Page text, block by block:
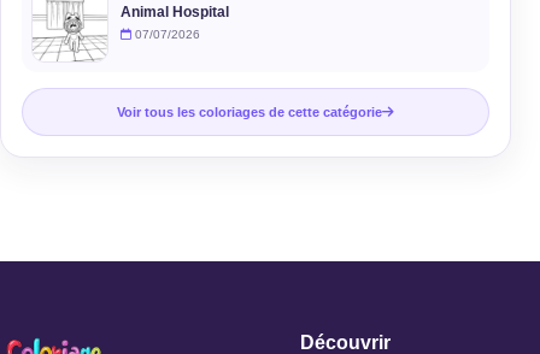
Animal Hospital
07/07/2026
Voir tous les coloriages de cette catégorie
Découvrir